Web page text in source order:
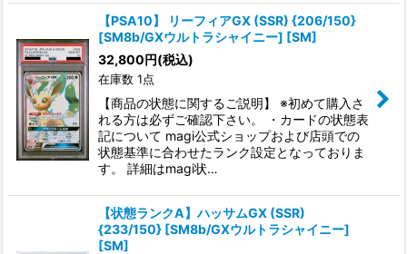
【PSA10】 リーフィアGX (SSR) {206/150}
[SM8b/GXウルトラシャイニー] [SM]
32,800円(税込)
在庫数 1点
【商品の状態に関するご説明】 ※初めて購入さ
れる方は必ずご確認下さい。 ・カードの状態表
記について magi公式ショップおよび店頭での
状態基準に合わせたランク設定となっておりま
す。 詳細はmagi状…
【状態ランクA】ハッサムGX (SSR)
{233/150} [SM8b/GXウルトラシャイニー]
[SM]